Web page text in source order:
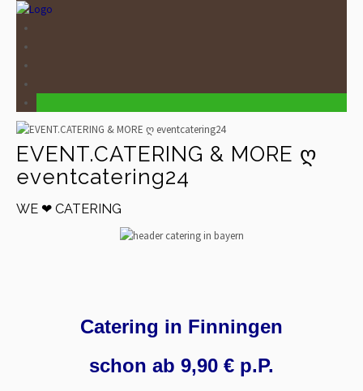
EVENT.CATERING & MORE ღ
eventcatering24
WE ❤ CATERING
Catering in Finningen
schon ab 9,90 € p.P.